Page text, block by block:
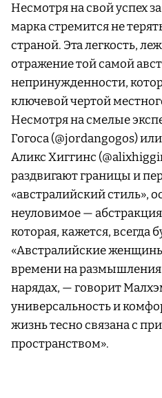
Несмотря на свой успех
марка стремится не
страной. Эта легкость,
отражение той самой
непринужденности,
ключевой чертой
Несмотря на смелые
Гогоса (@jordangogos)
Аликс Хиггинс
раздвигают границы и
«австралийский стиль»,
неуловимое —
которая, кажется, всегда
«Австралийские
времени на
нарядах, — говорит
универсальность и
жизнь тесно связана с
пространством».